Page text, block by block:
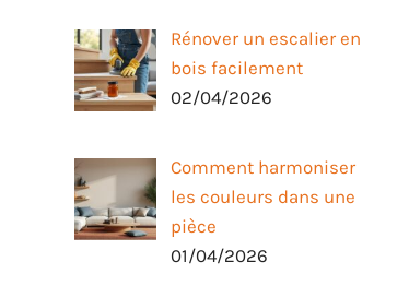
Rénover un escalier en
bois facilement
02/04/2026
Comment harmoniser
les couleurs dans une
pièce
01/04/2026